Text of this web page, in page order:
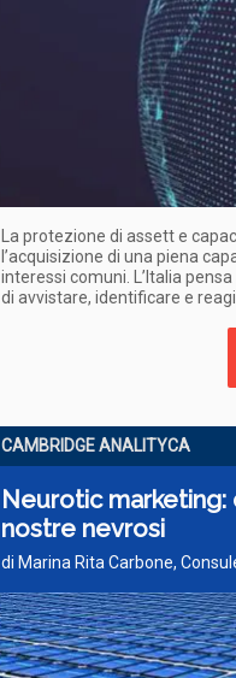
La protezione di assett e
l’acquisizione di una piena
interessi comuni. L’Italia
di avvistare, identificare e
CAMBRIDGE ANALITYCA
Neurotic
nostre nevrosi
di Marina Rita Carbone,